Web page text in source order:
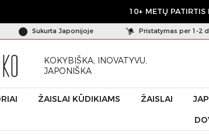
10+ METŲ PATIRTIS
Sukurta Japonijoje Pristatymas per 1-2
KOKYBIŠKA, INOVATYVU,
JAPONIŠKA
ŽAISLAI KŪDIKIAMS ŽAISLAI
Universalus nerūdijančio plieno pincetų rinkinys (siauras ir